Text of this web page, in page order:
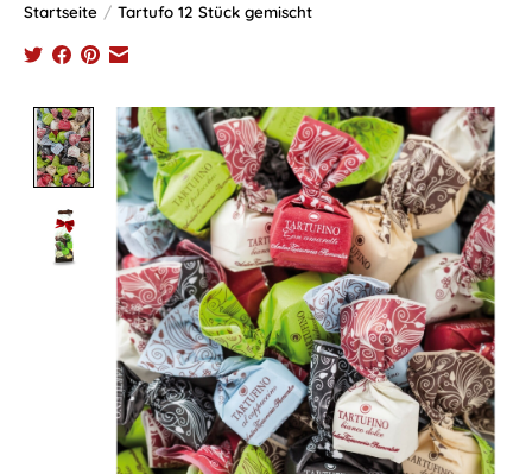
Startseite / Tartufo 12 Stück gemischt
Product image slideshow Items